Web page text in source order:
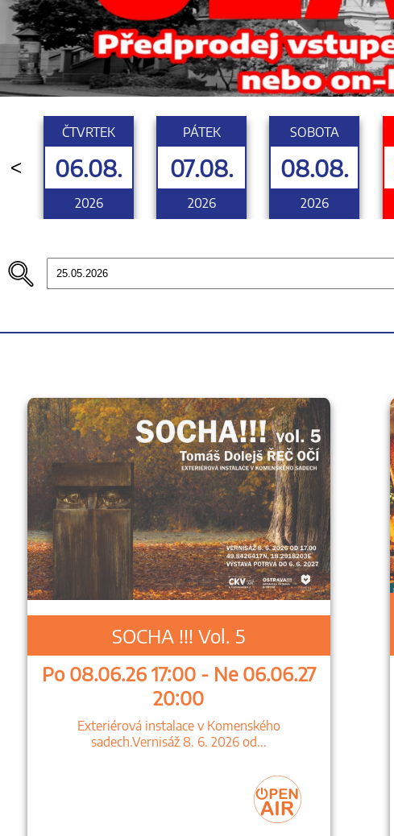
<
ČTVRTEK
06.08.
2026
PÁTEK
07.08.
2026
SOBOTA
08.08.
2026
SOCHA !!! Vol. 5
Po 08.06.26 17:00 - Ne 06.06.27
20:00
Exteriérová instalace v Komenského
sadech.Vernisáž 8. 6. 2026 od...